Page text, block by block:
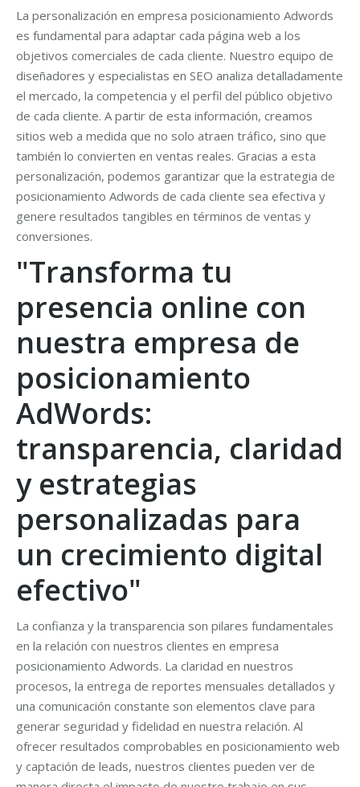
La personalización en empresa posicionamiento Adwords
es fundamental para adaptar cada página web a los
objetivos comerciales de cada cliente. Nuestro equipo de
diseñadores y especialistas en SEO analiza detalladamente
el mercado, la competencia y el perfil del público objetivo
de cada cliente. A partir de esta información, creamos
sitios web a medida que no solo atraen tráfico, sino que
también lo convierten en ventas reales. Gracias a esta
personalización, podemos garantizar que la estrategia de
posicionamiento Adwords de cada cliente sea efectiva y
genere resultados tangibles en términos de ventas y
conversiones.
"Transforma tu
presencia online con
nuestra empresa de
posicionamiento
AdWords:
transparencia, claridad
y estrategias
personalizadas para
un crecimiento digital
efectivo"
La confianza y la transparencia son pilares fundamentales
en la relación con nuestros clientes en empresa
posicionamiento Adwords. La claridad en nuestros
procesos, la entrega de reportes mensuales detallados y
una comunicación constante son elementos clave para
generar seguridad y fidelidad en nuestra relación. Al
ofrecer resultados comprobables en posicionamiento web
y captación de leads, nuestros clientes pueden ver de